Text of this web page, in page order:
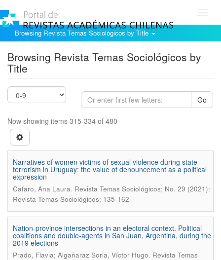
Browsing Revista Temas Sociológicos by Title
Browsing Revista Temas Sociológicos by
Title
Go
Now showing items 315-334 of 480
Narratives of women victims of sexual violence during state
terrorism in Uruguay: the value of denouncement as a political
expression
Cafaro, Ana Laura. Revista Temas Sociológicos; No. 29 (2021):
Revista Temas Sociológicos; 135-162
Nation-province intersections in an electoral context. Political
coalitions and double-agents in San Juan, Argentina, during the
2019 elections
Prado, Flavia; Algañaraz Soria, Ví­ctor Hugo. Revista Temas